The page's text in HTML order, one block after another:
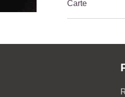
Carte